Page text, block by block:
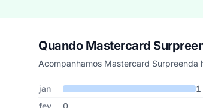
Quando Mastercard
Acompanhamos Mastercard Surpreenda
Cupons de Mastercard Surpreenda
Mês Cupons publicadosDesconto médio
jan
1